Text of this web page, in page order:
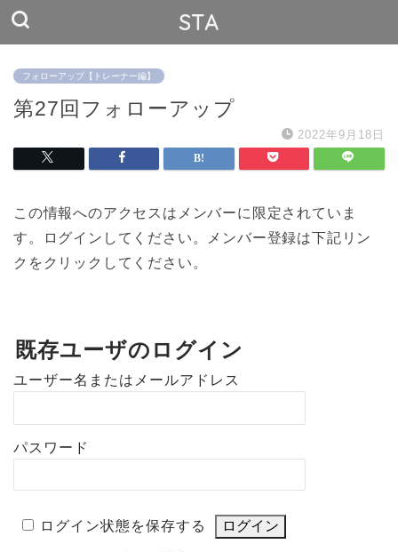
STA
フォローアップ【トレーナー編】
第27回フォローアップ
2022年9月18日
この情報へのアクセスはメンバーに限定されていま
す。ログインしてください。メンバー登録は下記リン
クをクリックしてください。
既存ユーザのログイン
ユーザー名またはメールアドレス
パスワード
ログイン状態を保存する